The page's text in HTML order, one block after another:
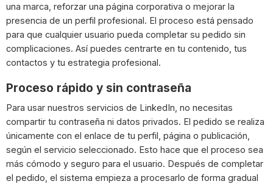
una marca, reforzar una página corporativa o mejorar la
presencia de un perfil profesional. El proceso está pensado
para que cualquier usuario pueda completar su pedido sin
complicaciones. Así puedes centrarte en tu contenido, tus
contactos y tu estrategia profesional.
Proceso rápido y sin contraseña
Para usar nuestros servicios de LinkedIn, no necesitas
compartir tu contraseña ni datos privados. El pedido se realiza
únicamente con el enlace de tu perfil, página o publicación,
según el servicio seleccionado. Esto hace que el proceso sea
más cómodo y seguro para el usuario. Después de completar
el pedido, el sistema empieza a procesarlo de forma gradual